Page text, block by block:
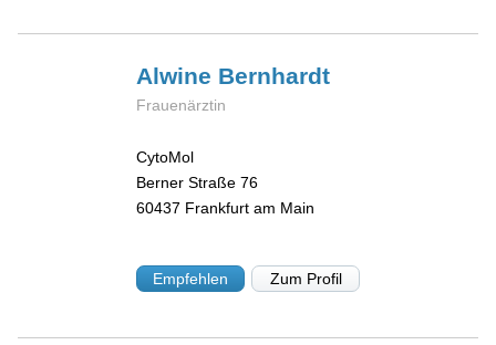
Alwine Bernhardt
Frauenärztin
CytoMol
Berner Straße 76
60437 Frankfurt am Main
Empfehlen Zum Profil